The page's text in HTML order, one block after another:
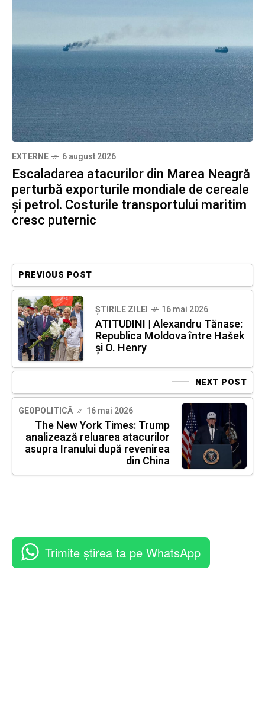
EXTERNE 6 august 2026
Escaladarea atacurilor din Marea Neagră
perturbă exporturile mondiale de cereale
și petrol. Costurile transportului maritim
cresc puternic
PREVIOUS POST
ȘTIRILE ZILEI 16 mai 2026
ATITUDINI | Alexandru Tănase:
Republica Moldova între Hašek
și O. Henry
NEXT POST
GEOPOLITICĂ 16 mai 2026
The New York Times: Trump
analizează reluarea atacurilor
asupra Iranului după revenirea
din China
Trimite știrea ta pe WhatsApp